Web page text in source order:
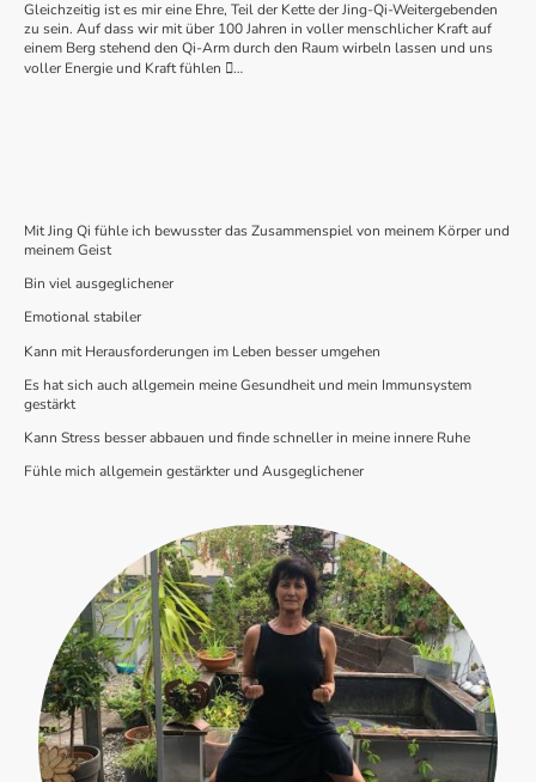
Gleichzeitig ist es mir eine Ehre, Teil der Kette der Jing-Qi-Weitergebenden
zu sein. Auf dass wir mit über 100 Jahren in voller menschlicher Kraft auf
einem Berg stehend den Qi-Arm durch den Raum wirbeln lassen und uns
voller Energie und Kraft fühlen …
Mit Jing Qi fühle ich bewusster das Zusammenspiel von meinem Körper und
meinem Geist
Bin viel ausgeglichener
Emotional stabiler
Kann mit Herausforderungen im Leben besser umgehen
Es hat sich auch allgemein meine Gesundheit und mein Immunsystem
gestärkt
Kann Stress besser abbauen und finde schneller in meine innere Ruhe
Fühle mich allgemein gestärkter und Ausgeglichener